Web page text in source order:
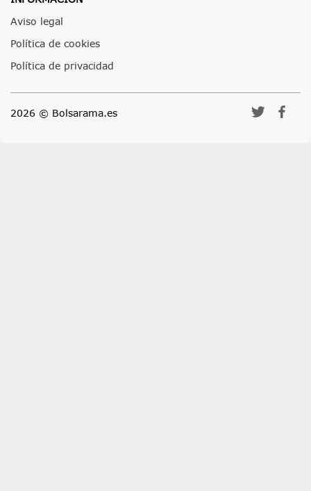
Aviso legal
Política de cookies
Política de privacidad
2026 © Bolsarama.es